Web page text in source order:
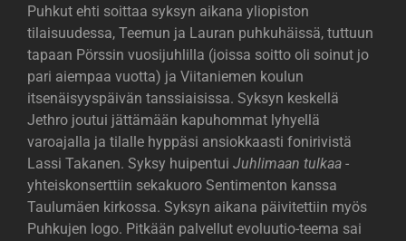
Puhkut ehti soittaa syksyn aikana yliopiston
tilaisuudessa, Teemun ja Lauran puhkuhäissä, tuttuun
tapaan Pörssin vuosijuhlilla (joissa soitto oli soinut jo
pari aiempaa vuotta) ja Viitaniemen koulun
itsenäisyyspäivän tanssiaisissa. Syksyn keskellä
Jethro joutui jättämään kapuhommat lyhyellä
varoajalla ja tilalle hyppäsi ansiokkaasti fonirivistä
Lassi Takanen. Syksy huipentui Juhlimaan tulkaa -
yhteiskonserttiin sekakuoro Sentimenton kanssa
Taulumäen kirkossa. Syksyn aikana päivitettiin myös
Puhkujen logo. Pitkään palvellut evoluutio-teema sai